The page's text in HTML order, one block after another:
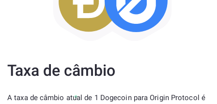
Taxa de câmbio
A taxa de câmbio atual de 1 Dogecoin para Origin Protocol é